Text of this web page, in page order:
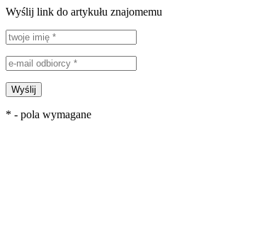
Wyślij link do artykułu znajomemu
Wyślij
* - pola wymagane